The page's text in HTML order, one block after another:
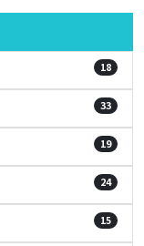
18
33
19
24
15